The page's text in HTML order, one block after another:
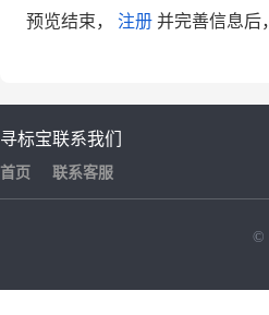
预览结束， 注册 并完善信息后
寻标宝
首页
联系我们
联系客服
©